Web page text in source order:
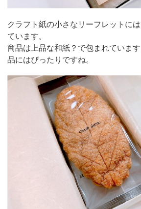
クラフト紙の小さなリーフレットに
ています。
商品は上品な和紙？で包まれていま
品にはぴったりですね。